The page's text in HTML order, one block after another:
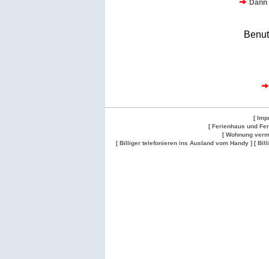
[
[ Ferienhaus und
[ Wohnung
[ Billiger telefonieren ins Ausland vom Handy ] [